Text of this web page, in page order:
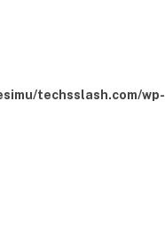
techsslash.com/wp-